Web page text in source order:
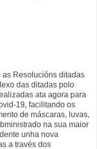
as Resolucións ditadas
das ditadas polo
ata agora para
19, facilitando os
de máscaras, luvas,
na sua maior
unha nova
a través dos